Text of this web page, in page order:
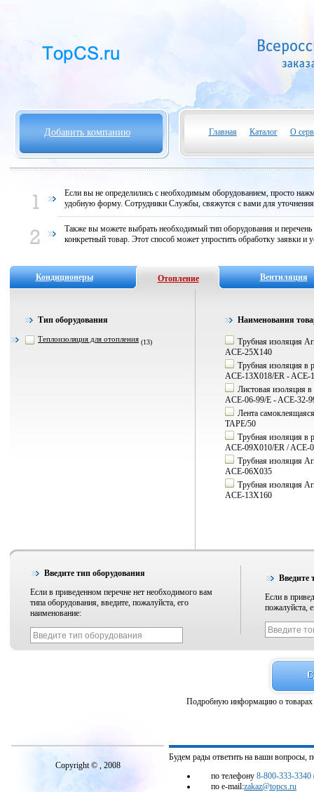
Добавить компанию Главная Каталог О
Если вы не определились с необходимым оборудованием, просто
удобную форму. Сотрудники Службы, свяжутся с вами для
Также вы можете выбрать необходимый тип оборудования и
конкретный товар. Этот способ может упростить обработку заявки и
Кондиционеры Отопление Вентиляция
Тип оборудования
Теплоизоляция для отопления (13)
Наименования
Трубная изоляция
ACE-25X140
Трубная изоляция в
ACE-13X018/ER - ACE-
Листовая изоляция
ACE-06-99/E - ACE-32-
Лента
TAPE/50
Трубная изоляция в
ACE-09X010/ER / ACE-
Трубная изоляция
ACE-06X035
Трубная изоляция
ACE-13X160
Введите тип оборудования
Если в приведенном перечне нет необходимого вам
типа оборудования, введите, пожалуйста, его
наименование:
Введите
Если в
пожалуйста,
Подробную информацию о товарах
Copyright © , 2008
Будем рады ответить на ваши вопросы,
по телефону 8-800-333-3340
по e-mail:zakaz@topcs.ru